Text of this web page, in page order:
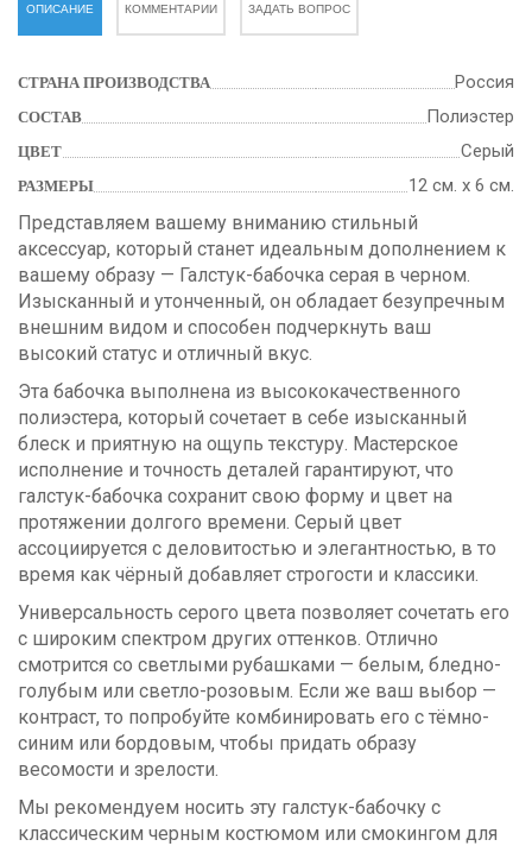
ОПИСАНИЕ КОММЕНТАРИИ ЗАДАТЬ ВОПРОС
СТРАНА ПРОИЗВОДСТВА Россия
СОСТАВ Полиэстер
ЦВЕТ Серый
РАЗМЕРЫ 12 см. х 6 см.
Представляем вашему вниманию стильный
аксессуар, который станет идеальным дополнением к
вашему образу — Галстук-бабочка серая в черном.
Изысканный и утонченный, он обладает безупречным
внешним видом и способен подчеркнуть ваш
высокий статус и отличный вкус.
Эта бабочка выполнена из высококачественного
полиэстера, который сочетает в себе изысканный
блеск и приятную на ощупь текстуру. Мастерское
исполнение и точность деталей гарантируют, что
галстук-бабочка сохранит свою форму и цвет на
протяжении долгого времени. Серый цвет
ассоциируется с деловитостью и элегантностью, в то
время как чёрный добавляет строгости и классики.
Универсальность серого цвета позволяет сочетать его
с широким спектром других оттенков. Отлично
смотрится со светлыми рубашками — белым, бледно-
голубым или светло-розовым. Если же ваш выбор —
контраст, то попробуйте комбинировать его с тёмно-
синим или бордовым, чтобы придать образу
весомости и зрелости.
Мы рекомендуем носить эту галстук-бабочку с
классическим черным костюмом или смокингом для